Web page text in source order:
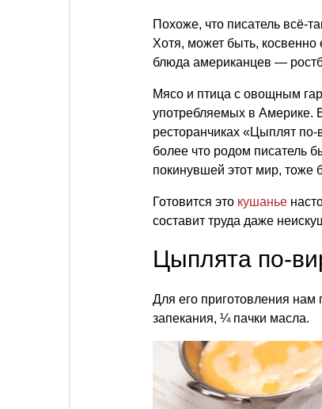
Похоже, что писатель всё-
Хотя, может быть,
блюда американцев —
Мясо и птица с овощным
употребляемых в Америке.
ресторанчиках «Цыплят
более что родом писатель
покинувшей этот мир, тоже
Готовится это кушанье
составит труда даже
Цыплята по-
Для его приготовления нам
запекания, ¼ пачки масла.